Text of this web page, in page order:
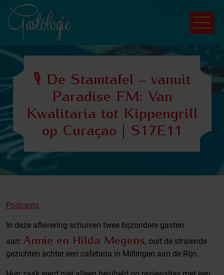
🎙️ De Stamtafel – vanuit
Paradise FM: Van
Kwalitaria tot Kippengrill
op Curaçao | S17E11
Podcasts
In deze aflevering schuiven twee bijzondere gasten
aan: Annie en Hilda Megens, ooit de stralende
gezichten achter een cafetaria in Millingen aan de Rijn.